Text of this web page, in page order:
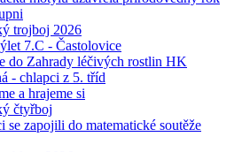
trojboj 2026
7.C - Častolovice
do Zahrady léčivých rostlin HK
- chlapci z 5. tříd
a hrajeme si
čtyřboj
se zapojili do matematické soutěže